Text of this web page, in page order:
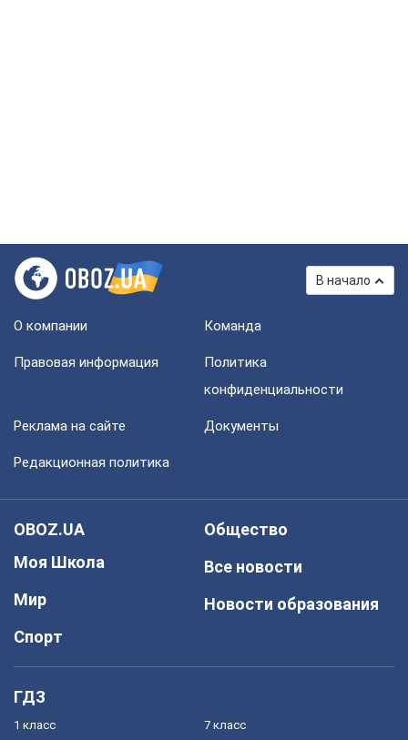
В начало
О компании Команда
Правовая информация
Политика
конфиденциальности
Реклама на сайте Документы
Редакционная политика
OBOZ.UA
Моя Школа
Мир
Спорт
Общество
Все новости
Новости образования
ГДЗ
1 класс 7 класс